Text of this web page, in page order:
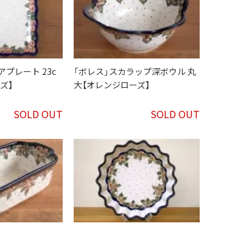
プレート 23c
】
SOLD OUT
「ボレス」スカラップ深ボウル 丸
大【オレンジローズ】
SOLD OUT